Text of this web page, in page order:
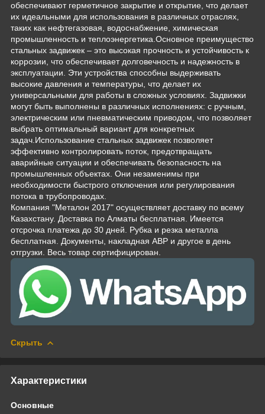
обеспечивают герметичное закрытие и открытие, что делает
их идеальными для использования в различных отраслях,
таких как нефтегазовая, водоснабжение, химическая
промышленность и теплоэнергетика.Основное преимущество
стальных задвижек – это высокая прочность и устойчивость к
коррозии, что обеспечивает долговечность и надежность в
эксплуатации. Эти устройства способны выдерживать
высокие давления и температуры, что делает их
универсальными для работы в сложных условиях. Задвижки
могут быть выполнены в различных исполнениях: с ручным,
электрическим или пневматическим приводом, что позволяет
выбрать оптимальный вариант для конкретных
задач.Использование стальных задвижек позволяет
эффективно контролировать поток, предотвращать
аварийные ситуации и обеспечивать безопасность на
промышленных объектах. Они незаменимы при
необходимости быстрого отключения или регулирования
потока в трубопроводах.
Компания "Металон 2017" осуществляет доставку по всему
Казахстану. Доставка по Алматы бесплатная. Имеется
отсрочка платежа до 30 дней. Рубка и резка металла
бесплатная. Документы, накладная АВР и другое в день
отгрузки. Весь товар сертифицирован.
Скрыть
Характеристики
Основные